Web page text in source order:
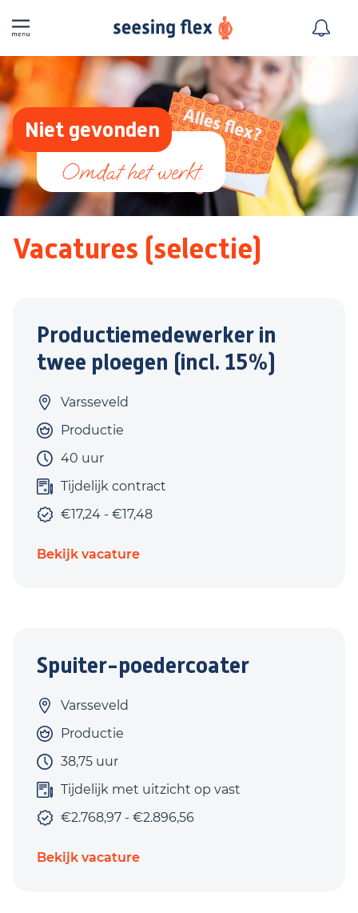
Niet gevonden
Vacatures (selectie)
Productiemedewerker in
twee ploegen (incl. 15%)
Varsseveld
Productie
40 uur
Tijdelijk contract
€17,24 - €17,48
Bekijk vacature
Spuiter-poedercoater
Varsseveld
Productie
38,75 uur
Tijdelijk met uitzicht op vast
€2.768,97 - €2.896,56
Bekijk vacature